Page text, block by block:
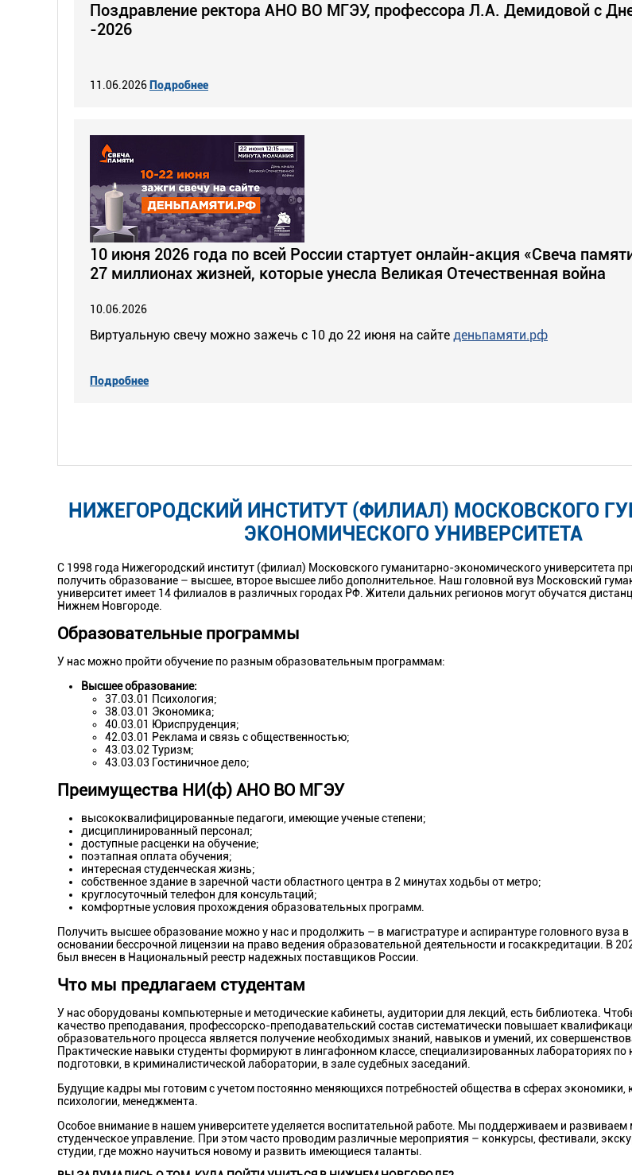
Поздравление ректора АНО ВО МГЭУ, профессора Л.А. Демидовой с
-2026
11.06.2026 Подробнее
10 июня 2026 года по всей России стартует онлайн-акция «Свеча
27 миллионах жизней, которые унесла Великая Отечественная война
10.06.2026
Виртуальную свечу можно зажечь с 10 до 22 июня на сайте деньпамяти.рф
Подробнее
НИЖЕГОРОДСКИЙ ИНСТИТУТ (ФИЛИАЛ) МОСКОВСКОГО
ЭКОНОМИЧЕСКОГО УНИВЕРСИТЕТА
С 1998 года Нижегородский институт (филиал) Московского гуманитарно-экономического университета
получить образование – высшее, второе высшее либо дополнительное. Наш головной вуз Московский
университет имеет 14 филиалов в различных городах РФ. Жители дальних регионов могут обучатся
Нижнем Новгороде.
Образовательные программы
У нас можно пройти обучение по разным образовательным программам:
Высшее образование:
37.03.01 Психология;
38.03.01 Экономика;
40.03.01 Юриспруденция;
42.03.01 Реклама и связь с общественностью;
43.03.02 Туризм;
43.03.03 Гостиничное дело;
Преимущества НИ(ф) АНО ВО МГЭУ
высококвалифицированные педагоги, имеющие ученые степени;
дисциплинированный персонал;
доступные расценки на обучение;
поэтапная оплата обучения;
интересная студенческая жизнь;
собственное здание в заречной части областного центра в 2 минутах ходьбы от метро;
круглосуточный телефон для консультаций;
комфортные условия прохождения образовательных программ.
Получить высшее образование можно у нас и продолжить – в магистратуре и аспирантуре головного вуза
основании бессрочной лицензии на право ведения образовательной деятельности и госаккредитации. В
был внесен в Национальный реестр надежных поставщиков России.
Что мы предлагаем студентам
У нас оборудованы компьютерные и методические кабинеты, аудитории для лекций, есть библиотека.
качество преподавания, профессорско-преподавательский состав систематически повышает
образовательного процесса является получение необходимых знаний, навыков и умений, их
Практические навыки студенты формируют в лингафонном классе, специализированных лабораториях по
подготовки, в криминалистической лаборатории, в зале судебных заседаний.
Будущие кадры мы готовим с учетом постоянно меняющихся потребностей общества в сферах экономики,
психологии, менеджмента.
Особое внимание в нашем университете уделяется воспитательной работе. Мы поддерживаем и
студенческое управление. При этом часто проводим различные мероприятия – конкурсы, фестивали,
студии, где можно научиться новому и развить имеющиеся таланты.